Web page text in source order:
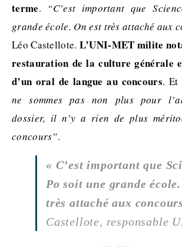
terme. “C’est important que
grande école. On est très attaché aux
Léo Castellote. L’UNI-MET milite
restauration de la culture générale
d’un oral de langue au concours. Et
ne sommes pas non plus pour
dossier,il n’y a rien de plus
concours”.
« C’est important que
Po soit une grande
très attaché aux
Castellote, responsable